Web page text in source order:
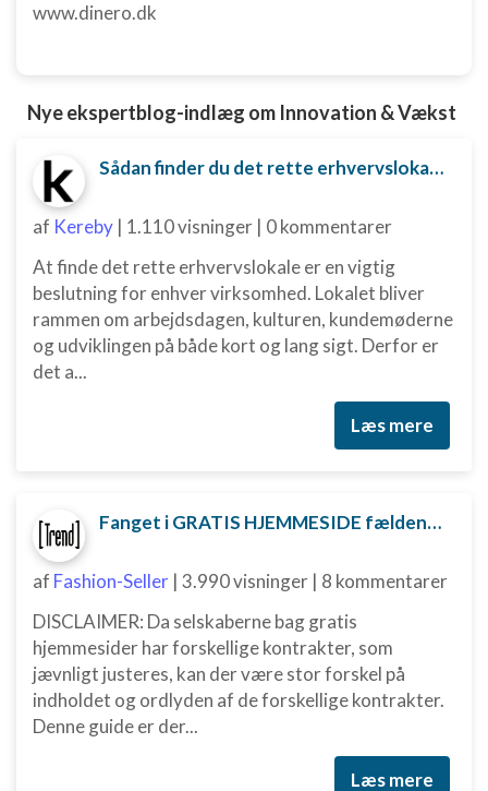
www.dinero.dk
Nye ekspertblog-indlæg om Innovation & Vækst
Sådan finder du det rette erhvervslokale til din virksomhed
af Kereby | 1.110 visninger | 0 kommentarer
At finde det rette erhvervslokale er en vigtig
beslutning for enhver virksomhed. Lokalet bliver
rammen om arbejdsdagen, kulturen, kundemøderne
og udviklingen på både kort og lang sigt. Derfor er
det a...
Læs mere
Fanget i GRATIS HJEMMESIDE fælden? Sådan kan du måske komme ud af aftalen
af Fashion-Seller | 3.990 visninger | 8 kommentarer
DISCLAIMER: Da selskaberne bag gratis
hjemmesider har forskellige kontrakter, som
jævnligt justeres, kan der være stor forskel på
indholdet og ordlyden af de forskellige kontrakter.
Denne guide er der...
Læs mere
Oprette profiler for at tilpasse indhold
Måle annonceringseffektivitet
Forstå målgrupper gennem statistikker eller
kombinationer af oplysninger fra forskellige
kilder
Udvikle og forbedre tjenester
Bruge begrænsede oplysninger til at vælge
indhold
IAB Special Features:
Ikke-IAB-behandlingsformål:
Nødvendig
Funktionel
Annoncering / marketing